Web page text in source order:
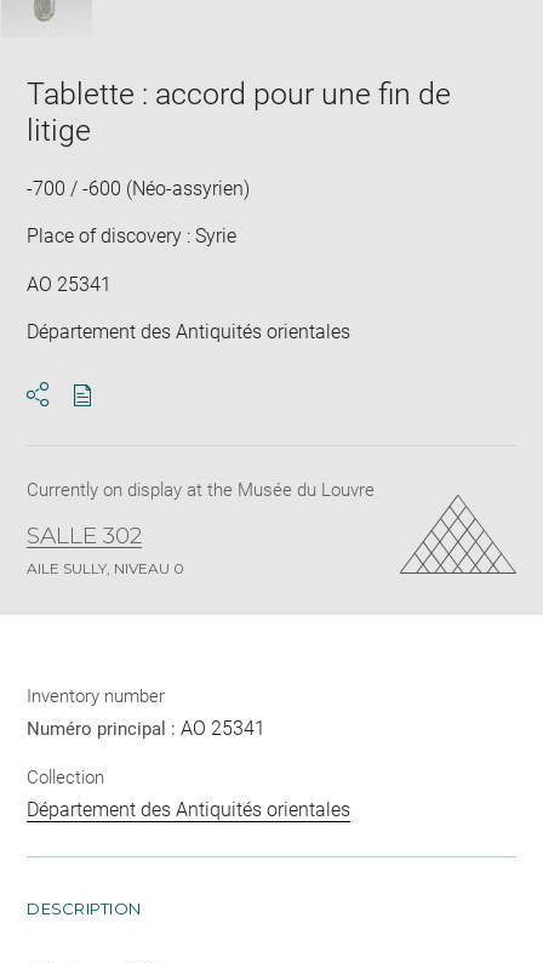
Tablette : accord pour une fin de
litige
-700 / -600 (Néo-assyrien)
Place of discovery : Syrie
AO 25341
Département des Antiquités orientales
Currently on display at the Musée du Louvre
SALLE 302
AILE SULLY, NIVEAU 0
Inventory number
Numéro principal :AO 25341
Collection
Département des Antiquités orientales
DESCRIPTION